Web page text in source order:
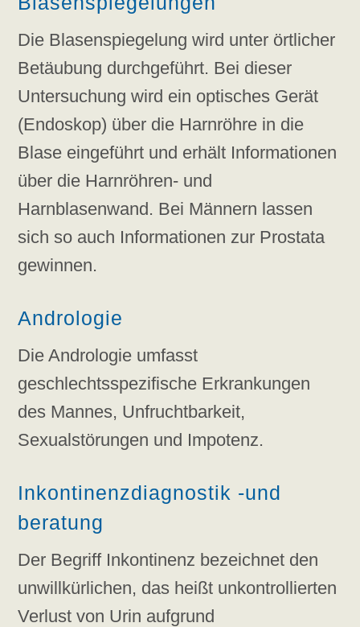
Die Blasenspiegelung wird unter örtlicher
Betäubung durchgeführt. Bei dieser
Untersuchung wird ein optisches Gerät
(Endoskop) über die Harnröhre in die
Blase eingeführt und erhält Informationen
über die Harnröhren- und
Harnblasenwand. Bei Männern lassen
sich so auch Informationen zur Prostata
gewinnen.
Andrologie
Die Andrologie umfasst
geschlechtsspezifische Erkrankungen
des Mannes, Unfruchtbarkeit,
Sexualstörungen und Impotenz.
Inkontinenzdiagnostik -und
beratung
Der Begriff Inkontinenz bezeichnet den
unwillkürlichen, das heißt unkontrollierten
Verlust von Urin aufgrund